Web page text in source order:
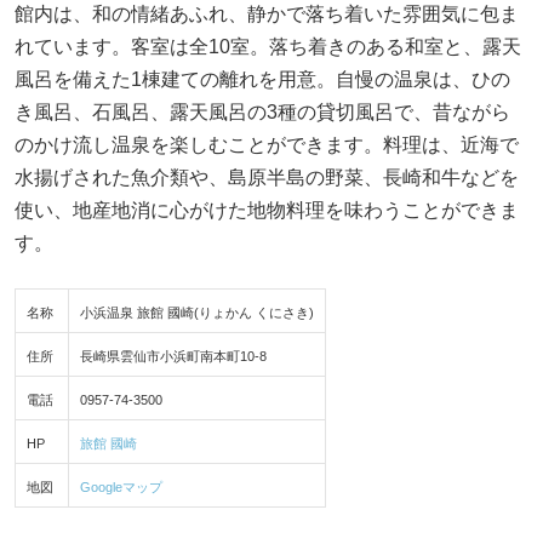
館内は、和の情緒あふれ、静かで落ち着いた雰囲気に包ま
れています。客室は全10室。落ち着きのある和室と、露天
風呂を備えた1棟建ての離れを用意。自慢の温泉は、ひの
き風呂、石風呂、露天風呂の3種の貸切風呂で、昔ながら
のかけ流し温泉を楽しむことができます。料理は、近海で
水揚げされた魚介類や、島原半島の野菜、長崎和牛などを
使い、地産地消に心がけた地物料理を味わうことができま
す。
名称 小浜温泉 旅館 國崎(りょかん くにさき)
住所 長崎県雲仙市小浜町南本町10-8
電話 0957-74-3500
HP 旅館 國崎
地図 Googleマップ